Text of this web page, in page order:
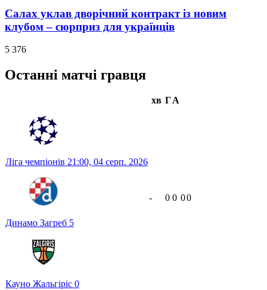
Салах уклав дворічний контракт із новим
клубом – сюрприз для українців
5 376
Останні матчі гравця
хв ГА
Ліга чемпіонів 21:00, 04 серп. 2026
Динамо Загреб 5
Кауно Жальгіріс 0
- 0 0 00